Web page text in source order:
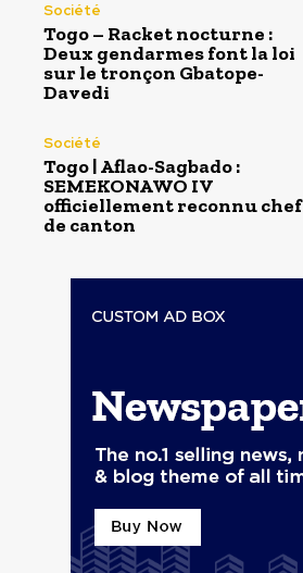
Société
Togo – Racket nocturne :
Deux gendarmes font la loi
sur le tronçon Gbatope-
Davedi
Société
Togo | Aflao-Sagbado :
SEMEKONAWO IV
officiellement reconnu chef
de canton